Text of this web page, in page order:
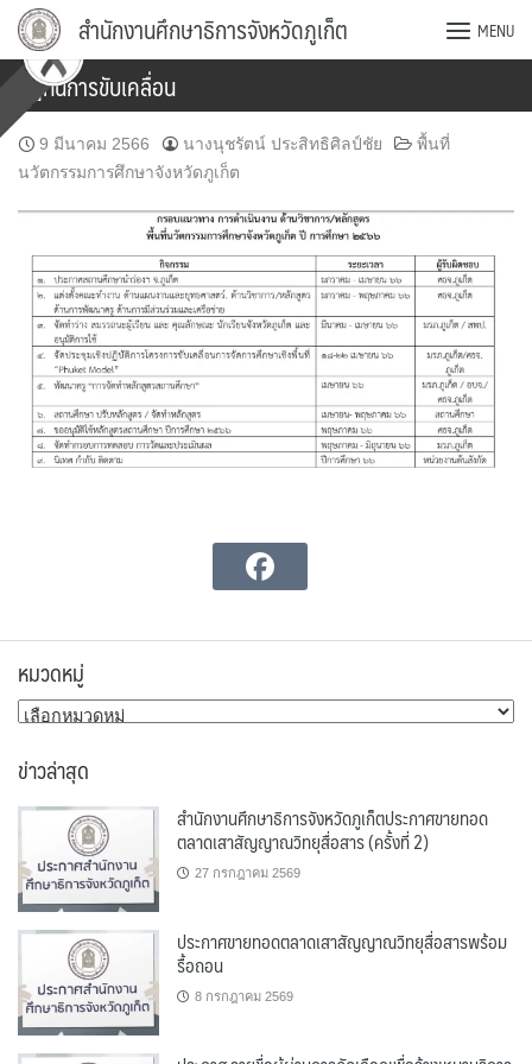
Skip
content
สำนักงานศึกษาธิการจังหวัดภูเก็ต MENU
ปฏิทินการขับเคลื่อน
9 มีนาคม 2566 นางนุชรัตน์ ประสิทธิศิลป์ชัย
พื้นที่
นวัตกรรมการศึกษาจังหวัดภูเก็ต
หมวดหมู่
หมวด
ข่าวล่าสุด
สำนักงานศึกษาธิการจังหวัดภูเก็ตประกาศขายทอด
ตลาดเสาสัญญาณวิทยุสื่อสาร (ครั้งที่ 2)
27 กรกฎาคม 2569
ประกาศขายทอดตลาดเสาสัญญาณวิทยุสื่อสารพร้อม
รื้อถอน
8 กรกฎาคม 2569